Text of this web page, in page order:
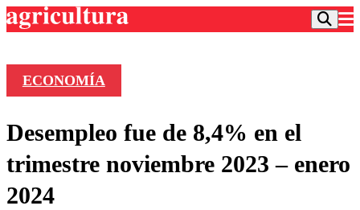
Frecuencias
Agricultura TV
Deportes
ECONOMÍA
Desempleo fue de 8,4% en el
trimestre noviembre 2023 – enero
2024